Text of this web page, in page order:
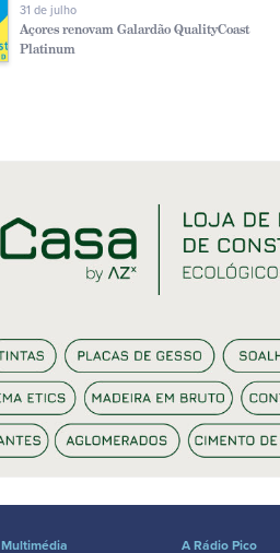
31 de julho
Açores renovam Galardão QualityCoast
Platinum
Multimédia A Rádio Pico